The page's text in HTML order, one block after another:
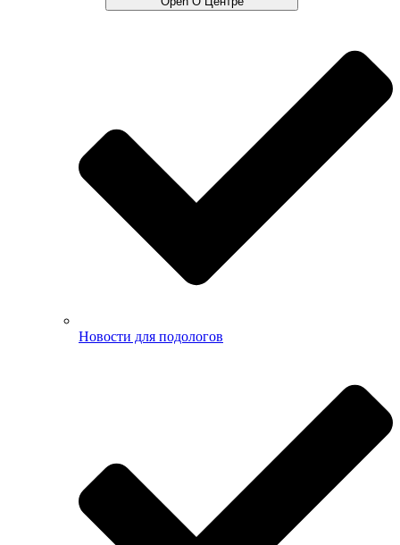
Новости для подологов